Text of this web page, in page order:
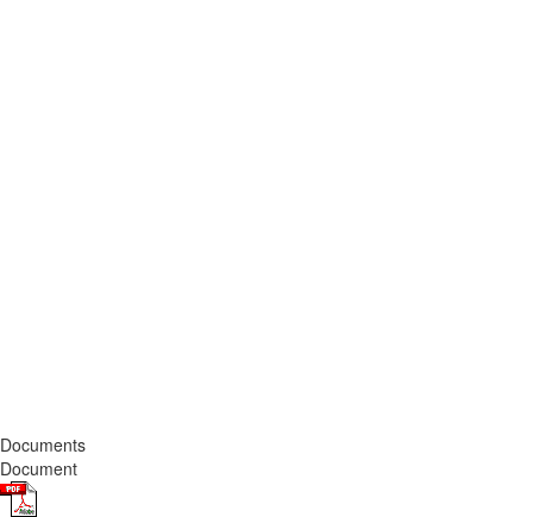
Documents
Document